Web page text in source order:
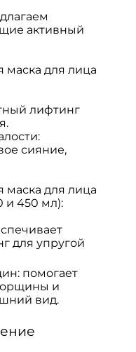
активный
маска для лица
лифтинг
сияние,
маска для лица
и 450 мл):
для упругой
помогает
и
вид.